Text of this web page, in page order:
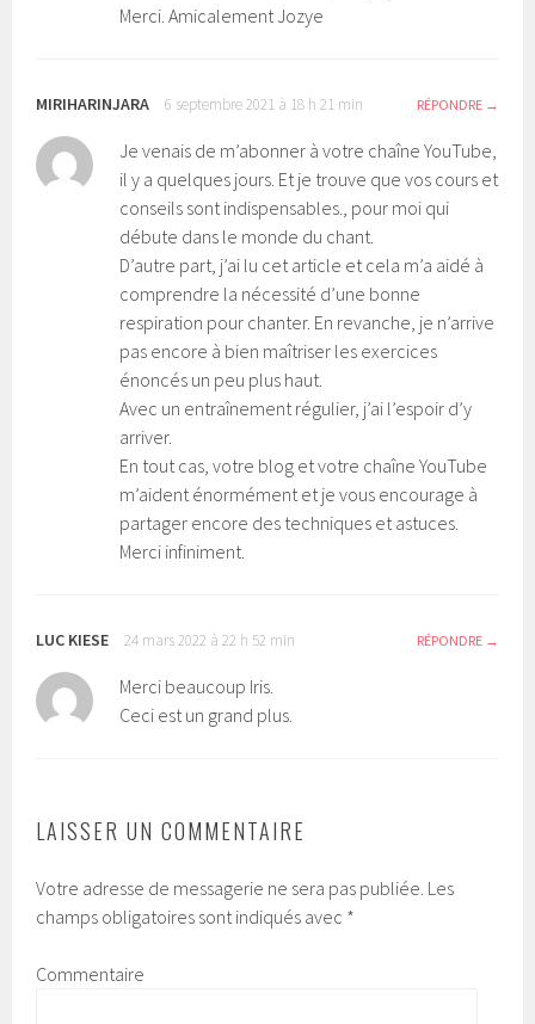
Merci. Amicalement Jozye
MIRIHARINJARA 6 septembre 2021 à 18 h 21 min RÉPONDRE
Je venais de m’abonner à votre chaîne YouTube,
il y a quelques jours. Et je trouve que vos cours et
conseils sont indispensables., pour moi qui
débute dans le monde du chant.
D’autre part, j’ai lu cet article et cela m’a aidé à
comprendre la nécessité d’une bonne
respiration pour chanter. En revanche, je n’arrive
pas encore à bien maîtriser les exercices
énoncés un peu plus haut.
Avec un entraînement régulier, j’ai l’espoir d’y
arriver.
En tout cas, votre blog et votre chaîne YouTube
m’aident énormément et je vous encourage à
partager encore des techniques et astuces.
Merci infiniment.
LUC KIESE 24 mars 2022 à 22 h 52 min RÉPONDRE
Merci beaucoup Iris.
Ceci est un grand plus.
LAISSER UN COMMENTAIRE
Votre adresse de messagerie ne sera pas publiée. Les
champs obligatoires sont indiqués avec *
Commentaire